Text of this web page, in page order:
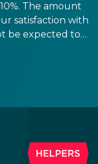
The amount
satisfaction with
be expected to